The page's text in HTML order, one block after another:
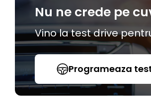
Nu ne crede pe
Vino la test drive